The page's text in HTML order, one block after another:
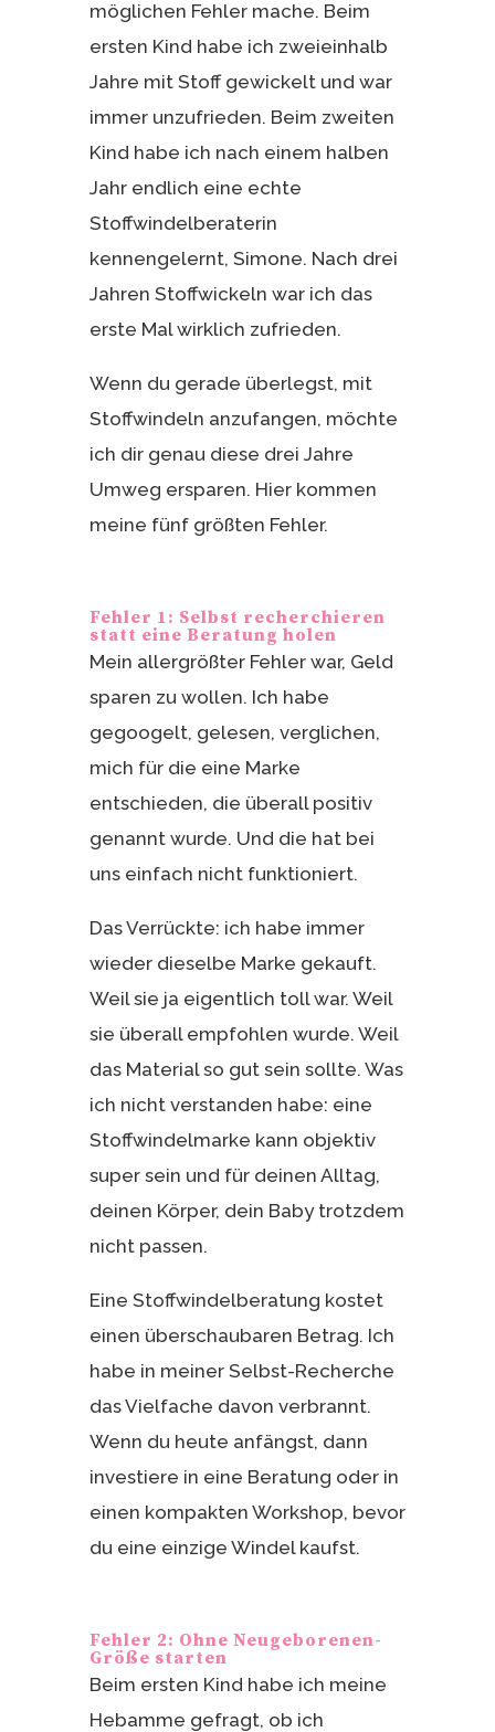
möglichen Fehler mache. Beim
ersten Kind habe ich zweieinhalb
Jahre mit Stoff gewickelt und war
immer unzufrieden. Beim zweiten
Kind habe ich nach einem halben
Jahr endlich eine echte
Stoffwindelberaterin
kennengelernt, Simone. Nach drei
Jahren Stoffwickeln war ich das
erste Mal wirklich zufrieden.
Wenn du gerade überlegst, mit
Stoffwindeln anzufangen, möchte
ich dir genau diese drei Jahre
Umweg ersparen. Hier kommen
meine fünf größten Fehler.
Fehler 1: Selbst recherchieren
statt eine Beratung holen
Mein allergrößter Fehler war, Geld
sparen zu wollen. Ich habe
gegoogelt, gelesen, verglichen,
mich für die eine Marke
entschieden, die überall positiv
genannt wurde. Und die hat bei
uns einfach nicht funktioniert.
Das Verrückte: ich habe immer
wieder dieselbe Marke gekauft.
Weil sie ja eigentlich toll war. Weil
sie überall empfohlen wurde. Weil
das Material so gut sein sollte. Was
ich nicht verstanden habe: eine
Stoffwindelmarke kann objektiv
super sein und für deinen Alltag,
deinen Körper, dein Baby trotzdem
nicht passen.
Eine Stoffwindelberatung kostet
einen überschaubaren Betrag. Ich
habe in meiner Selbst-Recherche
das Vielfache davon verbrannt.
Wenn du heute anfängst, dann
investiere in eine Beratung oder in
einen kompakten Workshop, bevor
du eine einzige Windel kaufst.
Fehler 2: Ohne Neugeborenen-
Größe starten
Beim ersten Kind habe ich meine
Hebamme gefragt, ob ich